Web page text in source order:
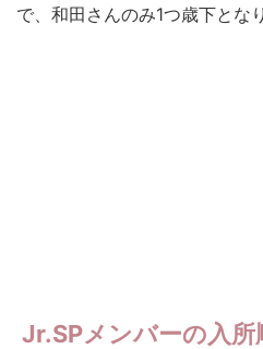
で、和田さんのみ1つ歳下とな
Jr.SPメンバーの入所